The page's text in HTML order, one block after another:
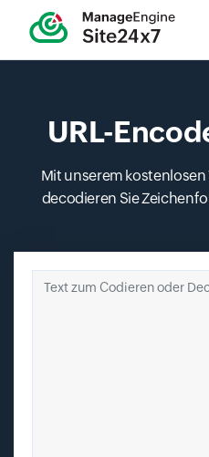
URL-
Mit unserem
decodieren Sie
Text zum Codieren oder